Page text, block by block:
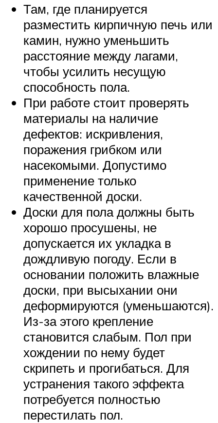
Там, где планируется
разместить кирпичную печь или
камин, нужно уменьшить
расстояние между лагами,
чтобы усилить несущую
способность пола.
При работе стоит проверять
материалы на наличие
дефектов: искривления,
поражения грибком или
насекомыми. Допустимо
применение только
качественной доски.
Доски для пола должны быть
хорошо просушены, не
допускается их укладка в
дождливую погоду. Если в
основании положить влажные
доски, при высыхании они
деформируются (уменьшаются).
Из-за этого крепление
становится слабым. Пол при
хождении по нему будет
скрипеть и прогибаться. Для
устранения такого эффекта
потребуется полностью
перестилать пол.